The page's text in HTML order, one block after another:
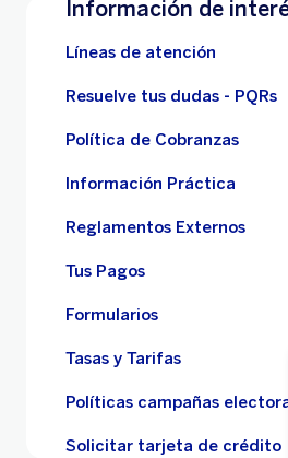
Información de
Líneas de atención
Resuelve tus dudas - PQRs
Política de Cobranzas
Información Práctica
Reglamentos Externos
Tus Pagos
Formularios
Tasas y Tarifas
Políticas campañas
Solicitar tarjeta de crédito